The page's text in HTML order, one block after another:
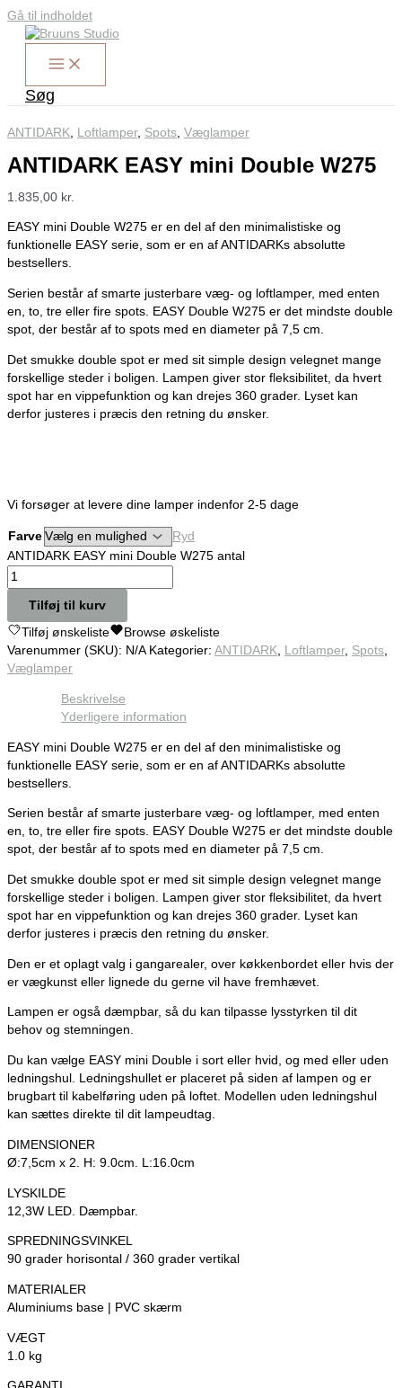
Gå til indholdet
Søg
ANTIDARK, Loftlamper, Spots, Væglamper
ANTIDARK EASY mini Double W275
1.835,00 kr.
EASY mini Double W275 er en del af den minimalistiske og
funktionelle EASY serie, som er en af ANTIDARKs absolutte
bestsellers.
Serien består af smarte justerbare væg- og loftlamper, med enten
en, to, tre eller fire spots. EASY Double W275 er det mindste double
spot, der består af to spots med en diameter på 7,5 cm.
Det smukke double spot er med sit simple design velegnet mange
forskellige steder i boligen. Lampen giver stor fleksibilitet, da hvert
spot har en vippefunktion og kan drejes 360 grader. Lyset kan
derfor justeres i præcis den retning du ønsker.
Vi forsøger at levere dine lamper indenfor 2-5 dage
Farve
Ryd
ANTIDARK EASY mini Double W275 antal
Tilføj til kurv
Tilføj ønskeliste Browse øskeliste
Varenummer (SKU): N/A Kategorier: ANTIDARK, Loftlamper, Spots,
Væglamper
Beskrivelse
Yderligere information
EASY mini Double W275 er en del af den minimalistiske og
funktionelle EASY serie, som er en af ANTIDARKs absolutte
bestsellers.
Serien består af smarte justerbare væg- og loftlamper, med enten
en, to, tre eller fire spots. EASY Double W275 er det mindste double
spot, der består af to spots med en diameter på 7,5 cm.
Det smukke double spot er med sit simple design velegnet mange
forskellige steder i boligen. Lampen giver stor fleksibilitet, da hvert
spot har en vippefunktion og kan drejes 360 grader. Lyset kan
derfor justeres i præcis den retning du ønsker.
Den er et oplagt valg i gangarealer, over køkkenbordet eller hvis der
er vægkunst eller lignede du gerne vil have fremhævet.
Lampen er også dæmpbar, så du kan tilpasse lysstyrken til dit
behov og stemningen.
Du kan vælge EASY mini Double i sort eller hvid, og med eller uden
ledningshul. Ledningshullet er placeret på siden af lampen og er
brugbart til kabelføring uden på loftet. Modellen uden ledningshul
kan sættes direkte til dit lampeudtag.
DIMENSIONER
Ø:7,5cm x 2. H: 9.0cm. L:16.0cm
LYSKILDE
12,3W LED. Dæmpbar.
SPREDNINGSVINKEL
90 grader horisontal / 360 grader vertikal
MATERIALER
Aluminiums base | PVC skærm
VÆGT
1.0 kg